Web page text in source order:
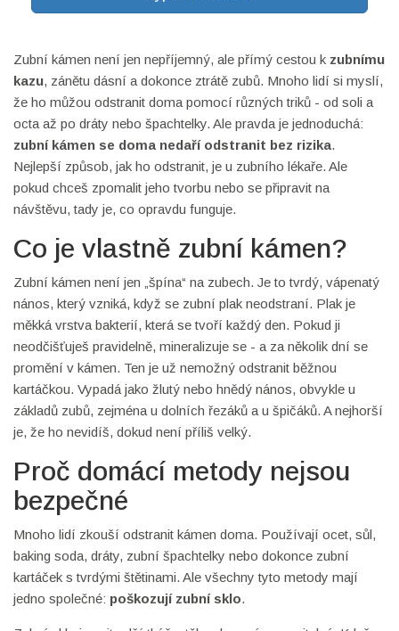
Zubní kámen není jen nepříjemný, ale přímý cestou k zubnímu
kazu, zánětu dásní a dokonce ztrátě zubů. Mnoho lidí si myslí,
že ho můžou odstranit doma pomocí různých triků - od soli a
octa až po dráty nebo špachtelky. Ale pravda je jednoduchá:
zubní kámen se doma nedaří odstranit bez rizika.
Nejlepší způsob, jak ho odstranit, je u zubního lékaře. Ale
pokud chceš zpomalit jeho tvorbu nebo se připravit na
návštěvu, tady je, co opravdu funguje.
Co je vlastně zubní kámen?
Zubní kámen není jen „špína“ na zubech. Je to tvrdý, vápenatý
nános, který vzniká, když se zubní plak neodstraní. Plak je
měkká vrstva bakterií, která se tvoří každý den. Pokud ji
neodčišťuješ pravidelně, mineralizuje se - a za několik dní se
promění v kámen. Ten je už nemožný odstranit běžnou
kartáčkou. Vypadá jako žlutý nebo hnědý nános, obvykle u
základů zubů, zejména u dolních řezáků a u špičáků. A nejhorší
je, že ho nevidíš, dokud není příliš velký.
Proč domácí metody nejsou
bezpečné
Mnoho lidí zkouší odstranit kámen doma. Používají ocet, sůl,
baking soda, dráty, zubní špachtelky nebo dokonce zubní
kartáček s tvrdými štětinami. Ale všechny tyto metody mají
jedno společné: poškozují zubní sklo.